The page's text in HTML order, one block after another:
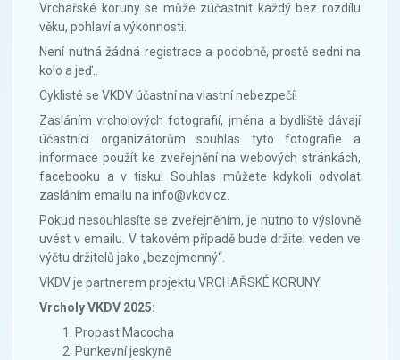
Vrchařské koruny se může zúčastnit každý bez rozdílu
věku, pohlaví a výkonnosti.
Není nutná žádná registrace a podobně, prostě sedni na
kolo a jeď..
Cyklisté se VKDV účastní na vlastní nebezpečí!
Zasláním vrcholových fotografií, jména a bydliště dávají
účastníci organizátorům souhlas tyto fotografie a
informace použít ke zveřejnění na webových stránkách,
facebooku a v tisku! Souhlas můžete kdykoli odvolat
zasláním emailu na info@vkdv.cz.
Pokud nesouhlasíte se zveřejněním, je nutno to výslovně
uvést v emailu. V takovém případě bude držitel veden ve
výčtu držitelů jako „bezejmenný“.
VKDV je partnerem projektu VRCHAŘSKÉ KORUNY.
Vrcholy VKDV 2025:
Propast Macocha
Punkevní jeskyně